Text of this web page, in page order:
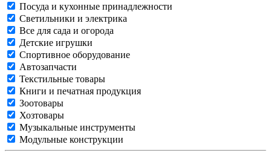
Посуда и кухонные принадлежности
Светильники и электрика
Все для сада и огорода
Детские игрушки
Спортивное оборудование
Автозапчасти
Текстильные товары
Книги и печатная продукция
Зоотовары
Хозтовары
Музыкальные инструменты
Модульные конструкции